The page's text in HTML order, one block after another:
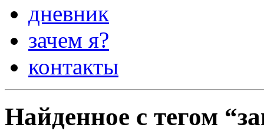
дневник
зачем я?
контакты
Найденное с тегом